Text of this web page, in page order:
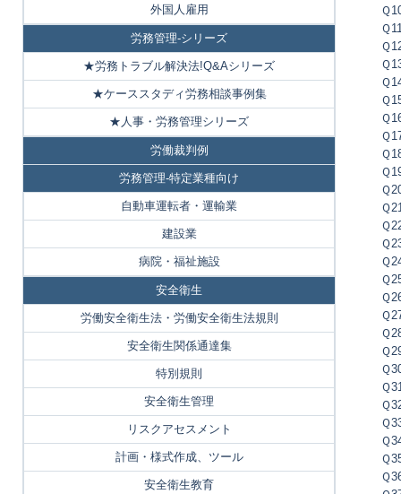
Ｑ
Ｑ
Ｑ
Ｑ
Ｑ
Ｑ
Ｑ
Ｑ
Ｑ
Ｑ
Ｑ
Ｑ
Ｑ
Ｑ
Ｑ
Ｑ
Ｑ
Ｑ
Ｑ
Ｑ
Ｑ
Ｑ
Ｑ
Ｑ
Ｑ
Ｑ
Ｑ
外国人雇用
労務管理-シリーズ
★労務トラブル解決法!Q&Aシリーズ
★ケーススタディ労務相談事例集
★人事・労務管理シリーズ
労働裁判例
労務管理-特定業種向け
自動車運転者・運輸業
建設業
病院・福祉施設
安全衛生
労働安全衛生法・労働安全衛生法規則
安全衛生関係通達集
特別規則
安全衛生管理
リスクアセスメント
計画・様式作成、ツール
安全衛生教育